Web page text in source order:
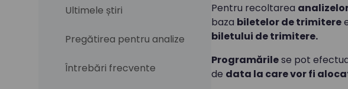
Ultimele știri
Pregătirea pentru analize
Întrebări frecvente
Pentru recoltarea
baza biletelor de trimitere
biletului de trimitere.
Programărilese pot
de data la care vor fi